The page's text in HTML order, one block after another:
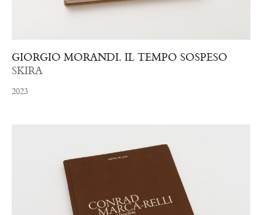
GIORGIO MORANDI. IL TEMPO SOSPESO
SKIRA
2023